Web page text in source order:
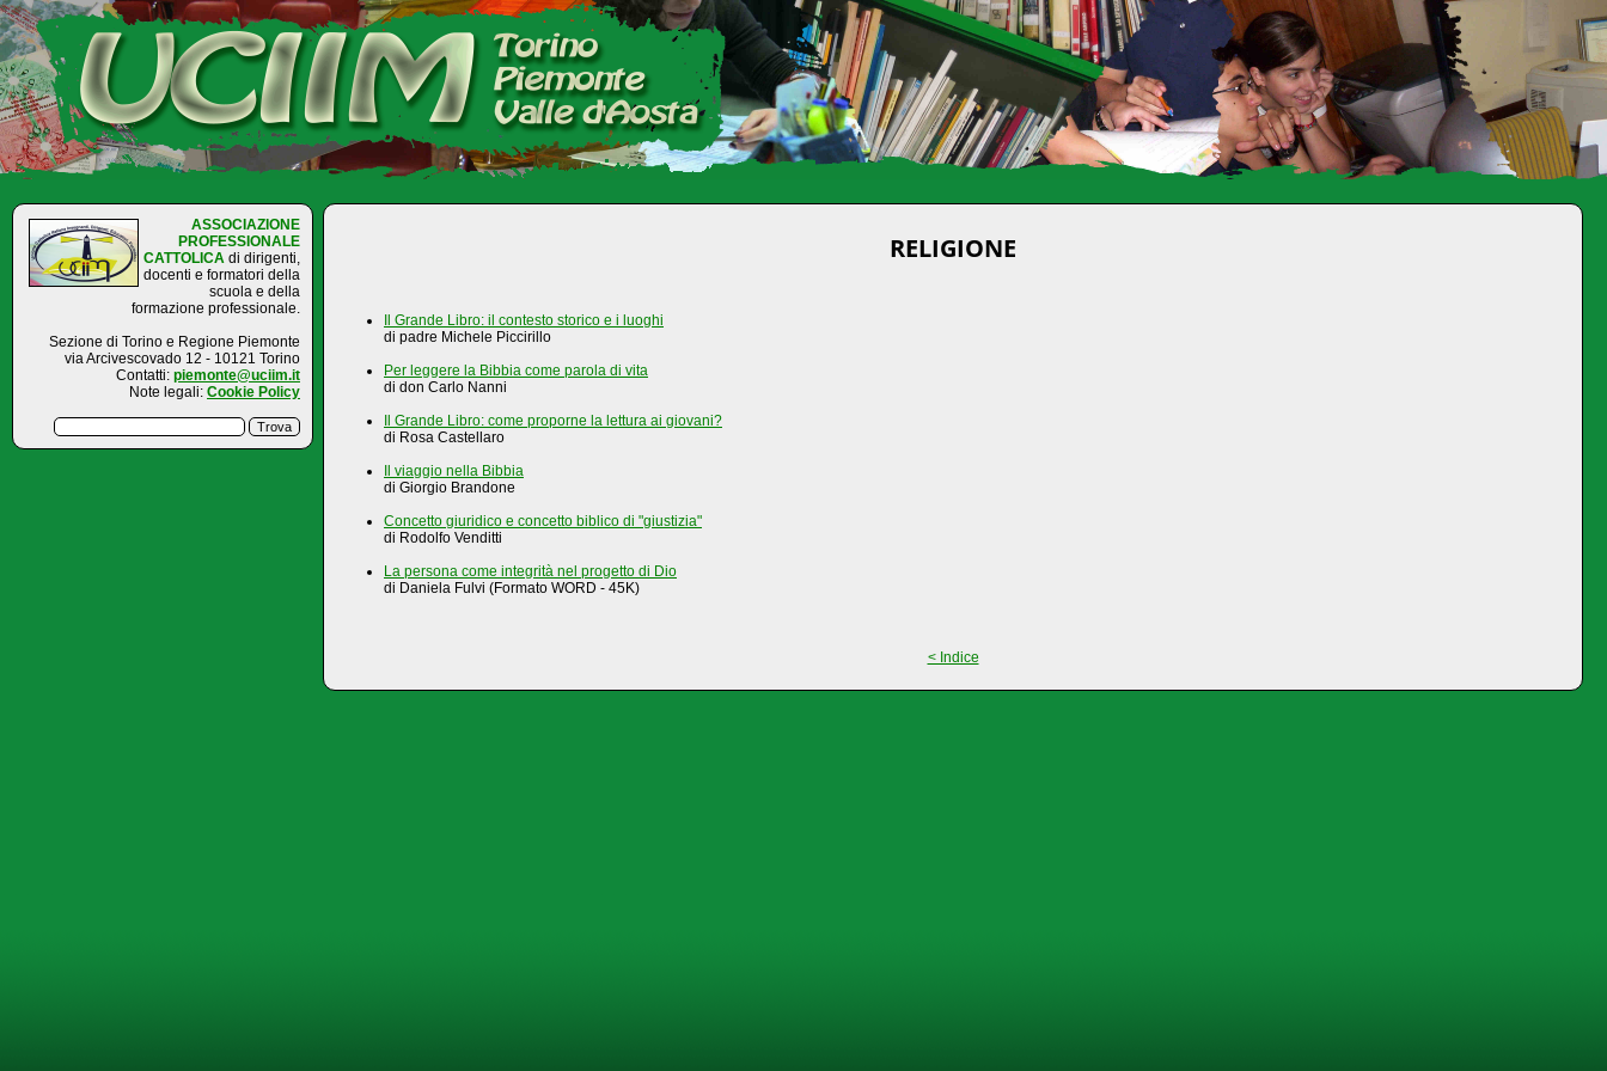
ASSOCIAZIONE
PROFESSIONALE
CATTOLICA di dirigenti,
docenti e formatori della
scuola e della
formazione professionale.
Sezione di Torino e Regione Piemonte
via Arcivescovado 12 - 10121 Torino
Contatti: piemonte@uciim.it
Note legali: Cookie Policy
RELIGIONE
Il Grande Libro: il contesto storico e i luoghi
di padre Michele Piccirillo
Per leggere la Bibbia come parola di vita
di don Carlo Nanni
Il Grande Libro: come proporne la lettura ai giovani?
di Rosa Castellaro
Il viaggio nella Bibbia
di Giorgio Brandone
Concetto giuridico e concetto biblico di "giustizia"
di Rodolfo Venditti
La persona come integrità nel progetto di Dio
di Daniela Fulvi (Formato WORD - 45K)
< Indice